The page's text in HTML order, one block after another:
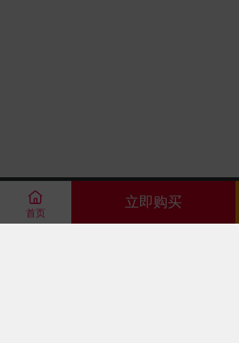

首页
立即购买
      